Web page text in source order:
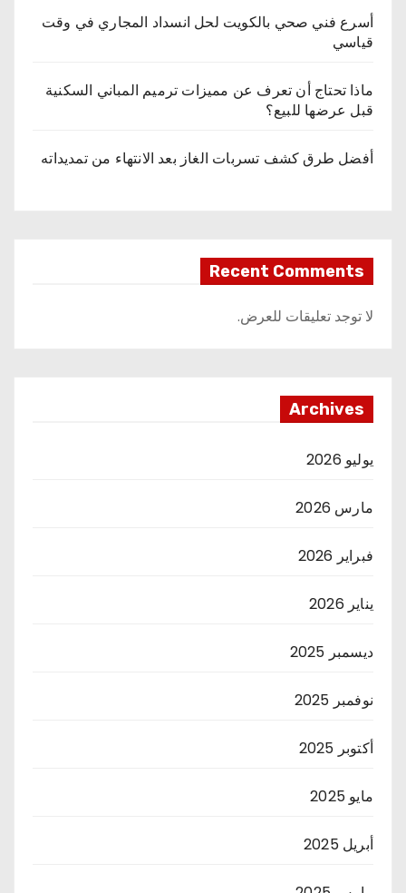
أسرع فني صحي بالكويت لحل انسداد المجاري في وقت
قياسي
ماذا تحتاج أن تعرف عن مميزات ترميم المباني السكنية
قبل عرضها للبيع؟
أفضل طرق كشف تسربات الغاز بعد الانتهاء من تمديداته
Recent Comments
لا توجد تعليقات للعرض.
Archives
يوليو 2026
مارس 2026
فبراير 2026
يناير 2026
ديسمبر 2025
نوفمبر 2025
أكتوبر 2025
مايو 2025
أبريل 2025